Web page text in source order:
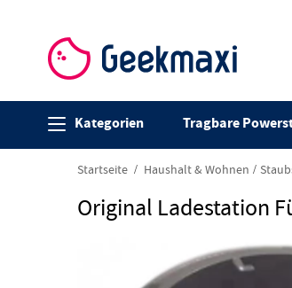
Kategorien Tragbare
Startseite Haushalt & Wohnen
Original Ladestation